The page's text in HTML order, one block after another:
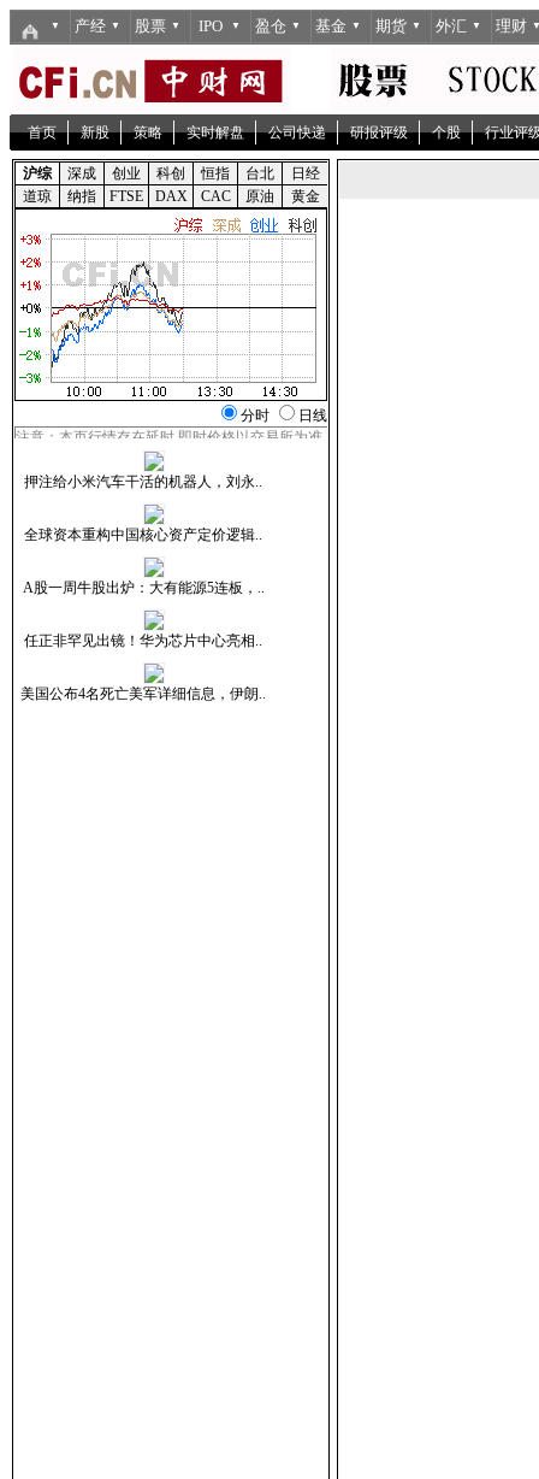
▼ 产经 ▼ 股票 ▼ IPO ▼ 盈仓 ▼ 基金 ▼ 期货 ▼ 外汇 ▼ 理财
首页 新股 策略 实时解盘 公司快递 研报评级 个股 行业评